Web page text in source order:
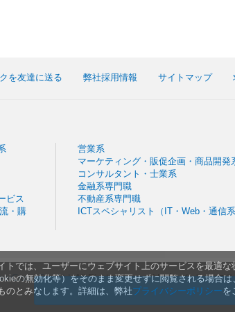
トでは、ユーザーにウェブサイト上のサービスを最適
の無効化等）をそのまま変更せずに閲覧される場合
のとみなします。詳細は、弊社プライバシーポリシーを
を友達に送る 弊社採用情報 サイトマップ
ビス
・購
営業系
マーケティング・販促企画・商品開発
コンサルタント・士業系
金融系専門職
不動産系専門職
ICTスペシャリスト（IT・Web・通信系
Co., Ltd. All Rights Reserved| プライバシース
規約・